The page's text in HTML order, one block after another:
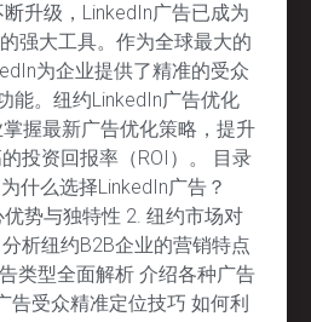
升级，LinkedIn广告已成为
强大工具。作为全球最大的
为企业提供了精准的受众
能。纽约LinkedIn广告优化
握最新广告优化策略，提升
投资回报率（ROI）。 目录
什么选择LinkedIn广告？
势与独特性 2. 纽约市场对
析纽约B2B企业的营销特点
类型全面解析 介绍各种广告
告受众精准定位技巧 如何利